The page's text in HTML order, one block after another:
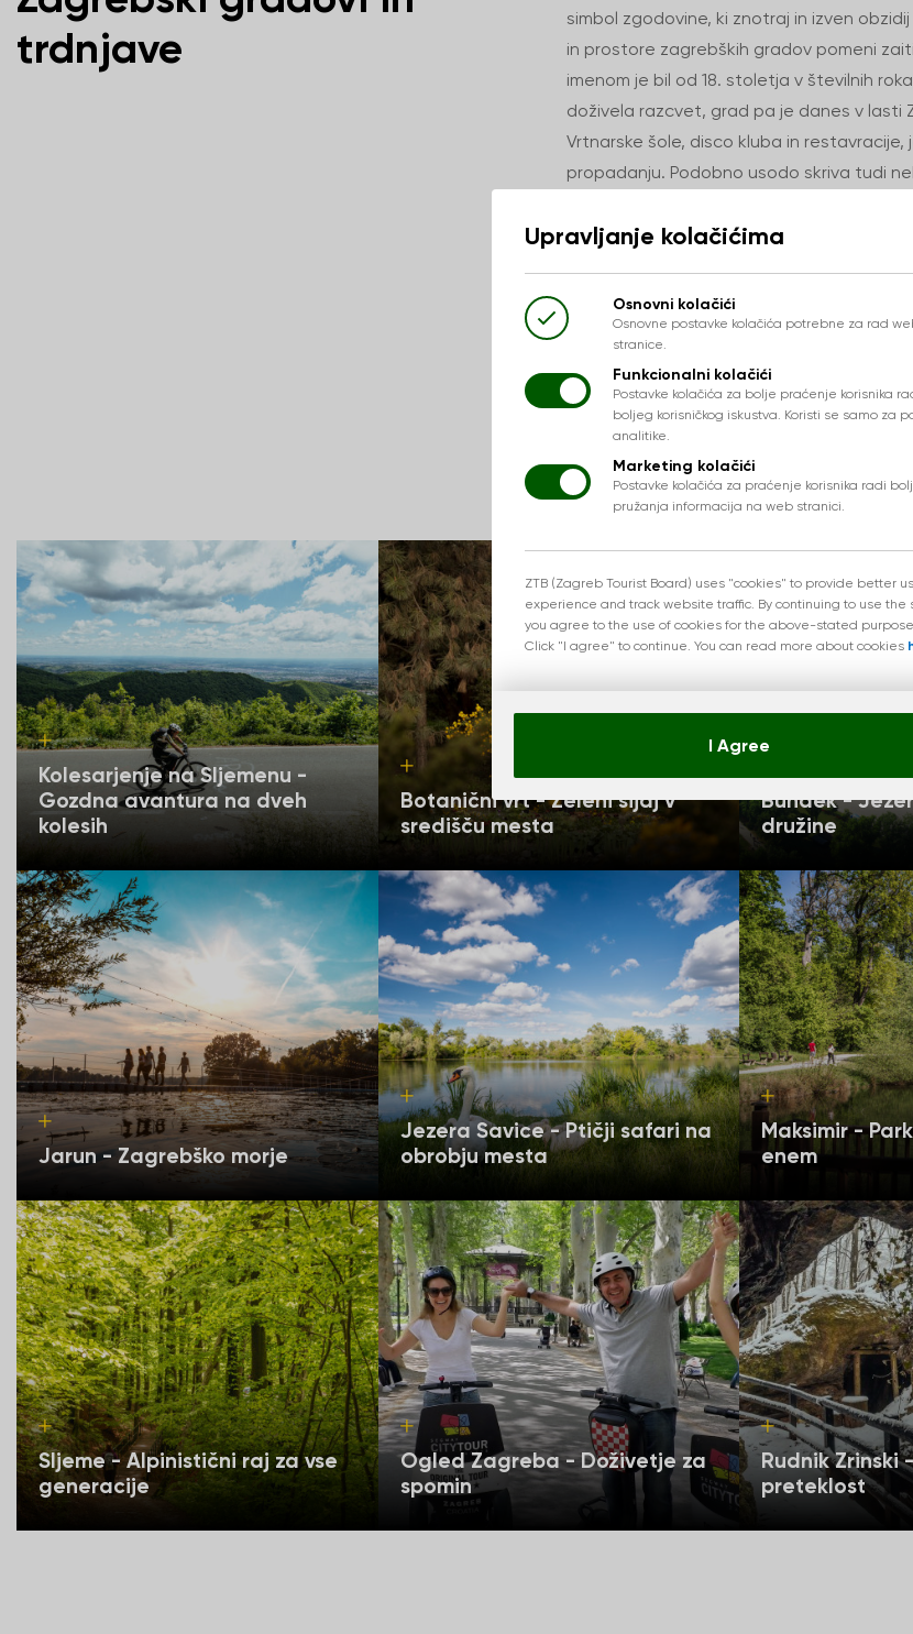
trdnjave
simbol zgodovine, ki znotraj in izven
in prostore zagrebških gradov pomeni
imenom je bil od 18. stoletja v številnih
doživela razcvet, grad pa je danes v lasti
Vrtnarske šole, disco kluba in
propadanju. Podobno usodo skriva tudi
utrdbe pelje lepo urejen park, od
lahek sprehod in obisk groba bojevnika iz
obiskovalce. Z Medvedgrada, ki je bil
ki mu je vladalo več kot 150 gospodarjev,
Center za obiskovalce. Izletnikom je
okoliških pohodniških poteh ter
nepremagljivem Medvedgradu, vendar
, arhitekturni kompleks
Zagrebu. Je v zasebni lasti in obiski niso
Kolesarjenje na Sljemenu -
Gozdna avantura na dveh
kolesih
Botanični vrt - Zeleni sijaj v
središču mesta
Bundek -
družine
Jarun - Zagrebško morje
Jezera Savice - Ptičji safari na
obrobju mesta
Maksimir -
enem
Sljeme - Alpinistični raj za vse
generacije
Ogled Zagreba - Doživetje za
spomin
Rudnik Zrinski
preteklost
Upravljanje kolačićima
Osnovni kolačići
Osnovne postavke kolačića potrebne za rad
stranice.
Funkcionalni kolačići
Postavke kolačića za bolje praćenje korisnika
boljeg korisničkog iskustva. Koristi se samo za
analitike.
Marketing kolačići
Postavke kolačića za praćenje korisnika radi
pružanja informacija na web stranici.
ZTB (Zagreb Tourist Board) uses "cookies" to provide better
experience and track website traffic. By continuing to use the
you agree to the use of cookies for the above-stated
Click "I agree" to continue. You can read more about cookies
I Agree